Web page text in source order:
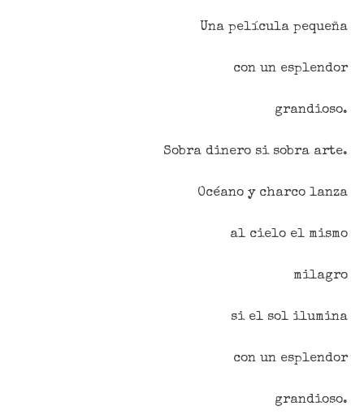
Una película pequeña
con un esplendor
grandioso.
Sobra dinero si sobra arte.
Océano y charco lanza
al cielo el mismo
milagro
si el sol ilumina
con un esplendor
grandioso.